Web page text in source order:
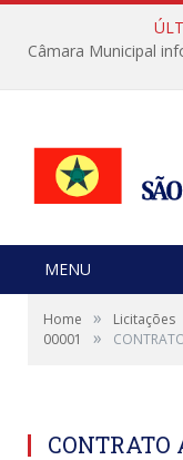
MENU
Home » Licitações
00001
»